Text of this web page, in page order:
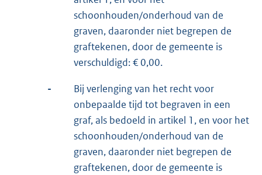
schoonhouden/onderhoud van de
graven, daaronder niet begrepen de
graftekenen, door de gemeente is
verschuldigd: € 0,00.
-
Bij verlenging van het recht voor
onbepaalde tijd tot begraven in een
graf, als bedoeld in artikel 1, en voor het
schoonhouden/onderhoud van de
graven, daaronder niet begrepen de
graftekenen, door de gemeente is